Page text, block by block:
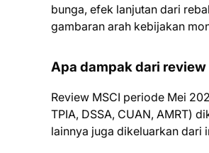
bunga, efek lanjutan dari
gambaran arah kebijakan
Apa dampak dari
Review MSCI periode Mei
TPIA, DSSA, CUAN, AMRT)
lainnya juga dikeluarkan dari